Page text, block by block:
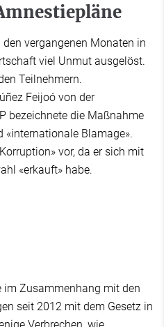
vergangenen Monaten in
viel Unmut ausgelöst.
Teilnehmern.
Feijoó von der
bezeichnete die Maßnahme
«internationale Blamage».
vor, da er sich mit
«erkauft» habe.
im Zusammenhang mit den
seit 2012 mit dem Gesetz in